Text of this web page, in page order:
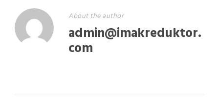
About the author
admin@imakreduktor.
com